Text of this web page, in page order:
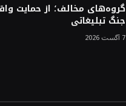
گروه‌های مخالف؛ از حمایت
جنگ تبلیغاتی
7 آگست 2026